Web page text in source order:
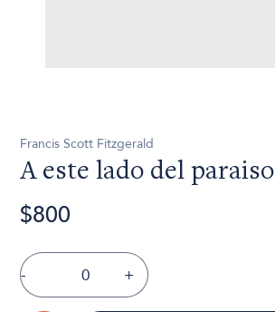
Francis Scott Fitzgerald
A este lado del paraiso
$800
- +